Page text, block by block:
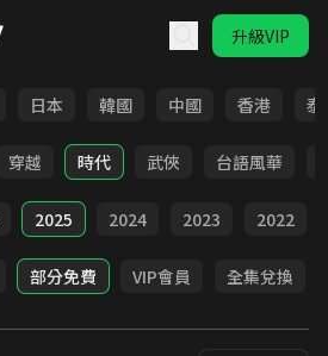
升級VIP
日本 韓國 中國 香港 泰
穿越 時代 武俠 台語風華
2025 2024 2023 2022
部分免費 VIP會員 全集兌換